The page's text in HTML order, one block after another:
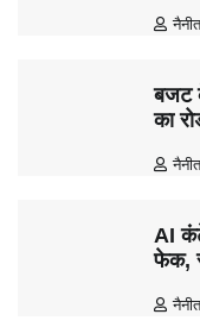
बजट
का
AI
फेक,